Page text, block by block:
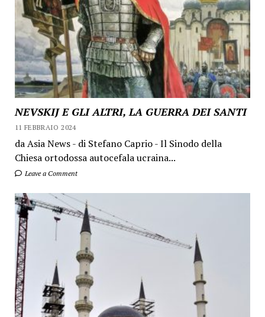
NEVSKIJ E GLI ALTRI, LA GUERRA DEI SANTI
11 FEBBRAIO 2024
da Asia News - di Stefano Caprio - Il Sinodo della
Chiesa ortodossa autocefala ucraina...
Leave a Comment